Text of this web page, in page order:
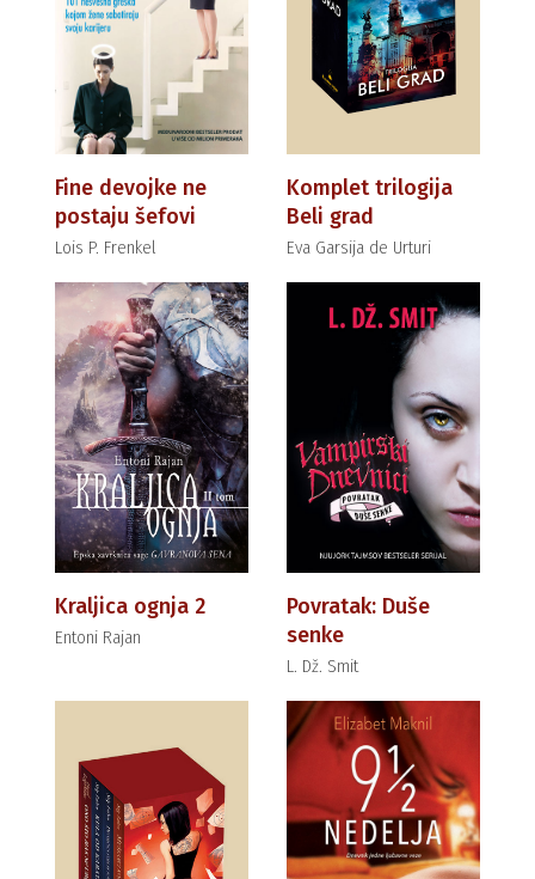
Fine devojke ne
postaju šefovi
Lois P. Frenkel
Komplet trilogija
Beli grad
Eva Garsija de Urturi
Kraljica ognja 2
Entoni Rajan
Povratak: Duše
senke
L. Dž. Smit